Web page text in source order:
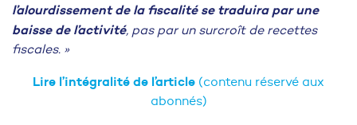
l’alourdissement de la fiscalité se traduira par une
baisse de l’activité, pas par un surcroît de recettes
fiscales. »
Lire l’intégralité de l’article (contenu réservé aux
abonnés)